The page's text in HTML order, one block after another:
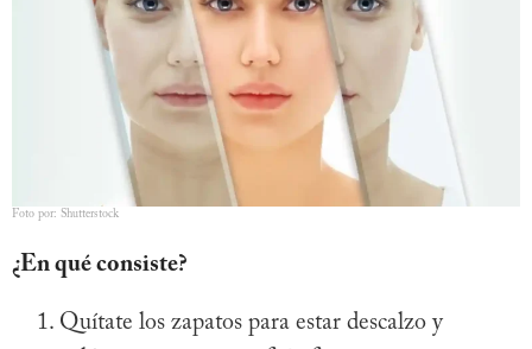
Foto por: Shutterstock
¿En qué consiste?
Quítate los zapatos para estar descalzo y